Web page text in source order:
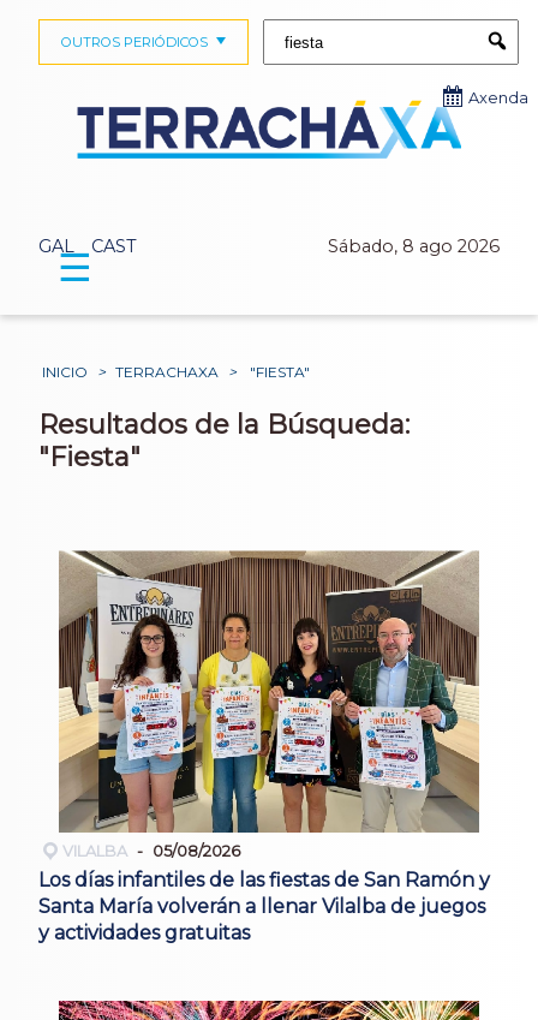
GAL CAST Sábado, 8 ago 2026
OUTROS PERIÓDICOS
Axenda
☰
INICIO > TERRACHAXA > "FIESTA"
Resultados de la Búsqueda:
"Fiesta"
VILALBA 05/08/2026
Los días infantiles de las fiestas de San Ramón y
Santa María volverán a llenar Vilalba de juegos
y actividades gratuitas